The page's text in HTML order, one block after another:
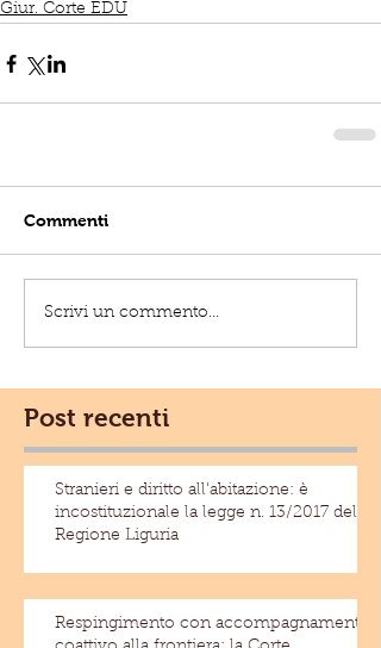
Post recenti
Giur. Corte EDU
Commenti
Scrivi un commento...
Stranieri e diritto all'abitazione: è
incostituzionale la legge n. 13/2017 della
Regione Liguria
Respingimento con accompagnamento